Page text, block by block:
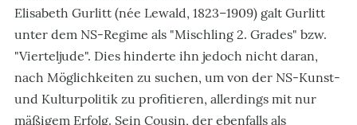
Elisabeth Gurlitt (née Lewald, 1823–1909) galt Gurlitt
unter dem NS-Regime als "Mischling 2. Grades" bzw.
"Vierteljude". Dies hinderte ihn jedoch nicht daran,
nach Möglichkeiten zu suchen, um von der NS-Kunst-
und Kulturpolitik zu profitieren, allerdings mit nur
mäßigem Erfolg. Sein Cousin, der ebenfalls als